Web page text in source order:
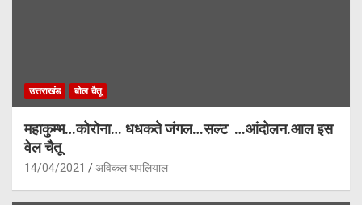
उत्तराखंड बोल चैतू
महाकुम्भ…कोरोना… धधकते जंगल…सल्ट …आंदोलन.आल इस
वेल चैतू
14/04/2021 अविकल थपलियाल